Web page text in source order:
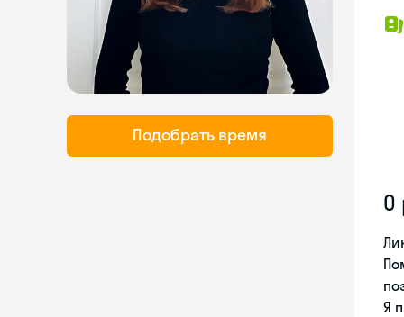
Подобрать время
О
Я